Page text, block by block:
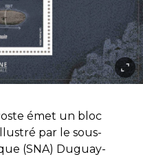
émet un bloc
par le sous-
(SNA) Duguay-